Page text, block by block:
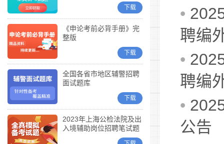
下载
《申论考前必背手册》完
整版
下载
全国各省市地区辅警招聘
面试题库
下载
2023年上海公检法院及出
入境辅助岗位招聘笔试题
•
聘编
•
聘编
•
公告